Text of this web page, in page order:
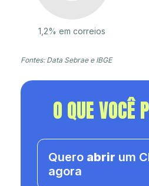
1,2% em correios
Fontes: Data Sebrae e IBGE
O QUE VOCÊ
Quero abrir um
agora